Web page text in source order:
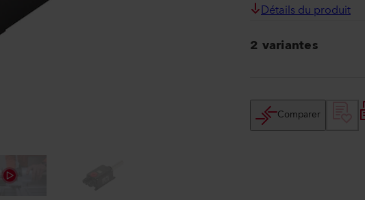
Détails du produit
2 variantes
Comparer